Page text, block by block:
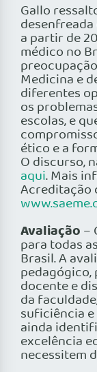
Gallo
a partir de
médico no
Medicina e
diferentes
os
escolas, e
ético e a
O discurso,
aqui. Mais
Acreditação
Avaliação –
para todas
Brasil. A
docente e
da
suficiência
ainda
excelência
necessitem